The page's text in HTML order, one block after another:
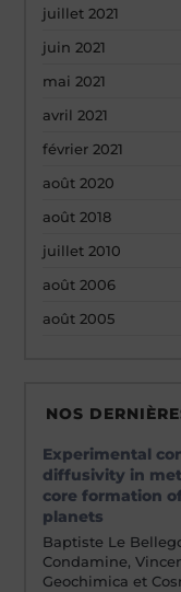
juillet 2021
juin 2021
mai 2021
avril 2021
février 2021
août 2020
août 2018
juillet 2010
août 2006
août 2005
NOS
Experimental
diffusivity in
core formation
planets
Baptiste Le
Condamine,
Geochimica et